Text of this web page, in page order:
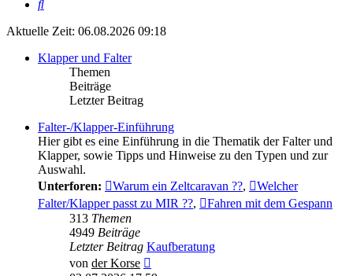
Suche
Aktuelle Zeit: 06.08.2026 09:18
Klapper und Falter
Themen
Beiträge
Letzter Beitrag
Falter-/Klapper-Einführung
Hier gibt es eine Einführung in die Thematik der Falter und
Klapper, sowie Tipps und Hinweise zu den Typen und zur
Auswahl.
Unterforen:
Warum ein Zeltcaravan ??,
Welcher
Falter/Klapper passt zu MIR ??,
Fahren mit dem Gespann
313 Themen
4949 Beiträge
Letzter Beitrag Kaufberatung
von der Korse